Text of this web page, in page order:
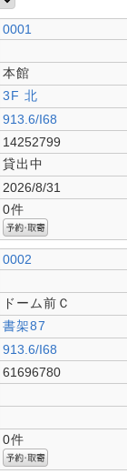
0001
本館
3F 北
913.6/I68
14252799
貸出中
2026/8/31
0件
0002
ドーム前Ｃ
書架87
913.6/I68
61696780
0件